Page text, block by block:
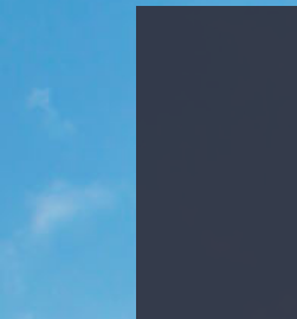
Haber Arşivi